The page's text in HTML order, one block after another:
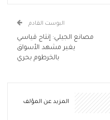
البوست القادم
مصانع الجيلي: إنتاج قياسي
يغير مشهد الأسواق
بالخرطوم بحري
المزيد عن المؤلف